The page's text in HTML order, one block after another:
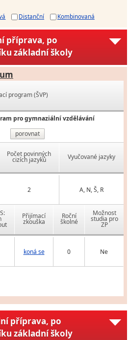
Distanční Kombinovaná
příprava, po
základní školy
program (ŠVP)
pro gymnaziální vzdělávání
porovnat
Počet povinných
cizích jazyků Vyučované jazyky
2 A, N, Š, R
Přijímací
zkouška
Roční
školné
Možnost
studia pro
ZP
koná se 0 Ne
příprava, po
základní školy